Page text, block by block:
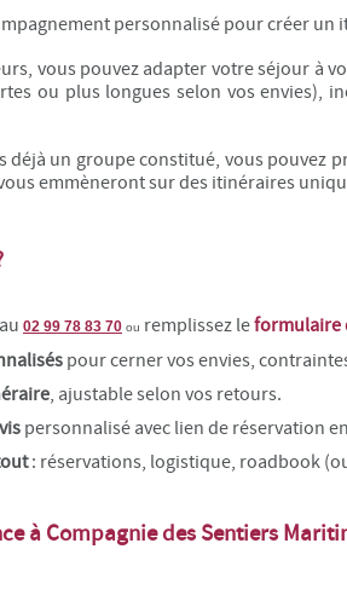
personnalisé pour créer un
vous pouvez adapter votre séjour à
ou plus longues selon vos
déjà un groupe constitué, vous pouvez
emmèneront sur des itinéraires
au 02 99 78 83 70 ou remplissez leformulaire
pour cerner vos envies,
, ajustable selon vos retours.
personnalisé avec lien de réservation
: réservations, logistique, roadbook
à Compagnie des Sentiers